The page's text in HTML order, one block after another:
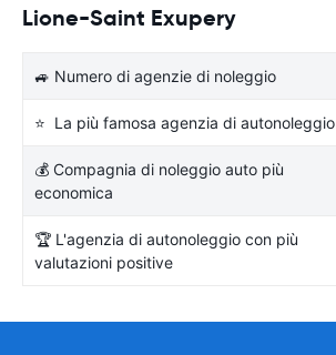
Lione-Saint Exupery
🚙 Numero di agenzie di noleggio
⭐ La più famosa agenzia di autonoleggio
💰 Compagnia di noleggio auto più
economica
🏆 L'agenzia di autonoleggio con più
valutazioni positive